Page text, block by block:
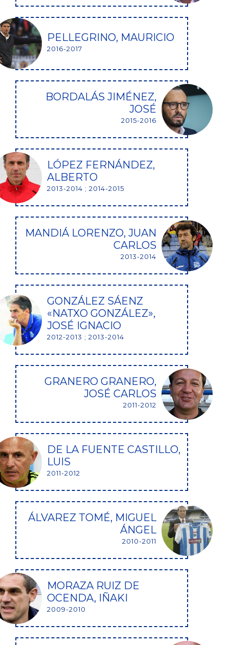
PELLEGRINO, MAURICIO
2016-2017
BORDALÁS JIMÉNEZ,
JOSÉ
2015-2016
LÓPEZ FERNÁNDEZ,
ALBERTO
2013-2014 ; 2014-2015
MANDIÁ LORENZO, JUAN
CARLOS
2013-2014
GONZÁLEZ SÁENZ
«NATXO GONZÁLEZ»,
JOSÉ IGNACIO
2012-2013 ; 2013-2014
GRANERO GRANERO,
JOSÉ CARLOS
2011-2012
DE LA FUENTE CASTILLO,
LUIS
2011-2012
ÁLVAREZ TOMÉ, MIGUEL
ÁNGEL
2010-2011
MORAZA RUIZ DE
OCENDA, IÑAKI
2009-2010